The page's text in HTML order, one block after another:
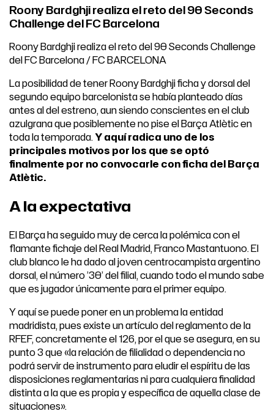
Roony Bardghji realiza el reto del 90 Seconds
Challenge del FC Barcelona
Roony Bardghji realiza el reto del 90 Seconds Challenge
del FC Barcelona / FC BARCELONA
La posibilidad de tener Roony Bardghji ficha y dorsal del
segundo equipo barcelonista se había planteado días
antes al del estreno, aun siendo conscientes en el club
azulgrana que posiblemente no pise el Barça Atlètic en
toda la temporada.Y aquí radica uno de los
principales motivos por los que se optó
finalmente por no convocarle con ficha del Barça
Atlètic.
A la expectativa
El Barça ha seguido muy de cerca la polémica con el
flamante fichaje del Real Madrid, Franco Mastantuono. El
club blanco le ha dado al joven centrocampista argentino
dorsal, el número ’30’ del filial, cuando todo el mundo sabe
que es jugador únicamente para el primer equipo.
Y aquí se puede poner en un problema la entidad
madridista, pues existe un artículo del reglamento de la
RFEF, concretamente el 126, por el que se asegura, en su
punto 3 que «la relación de filialidad o dependencia no
podrá servir de instrumento para eludir el espíritu de las
disposiciones reglamentarias ni para cualquiera finalidad
distinta a la que es propia y específica de aquella clase de
situaciones».